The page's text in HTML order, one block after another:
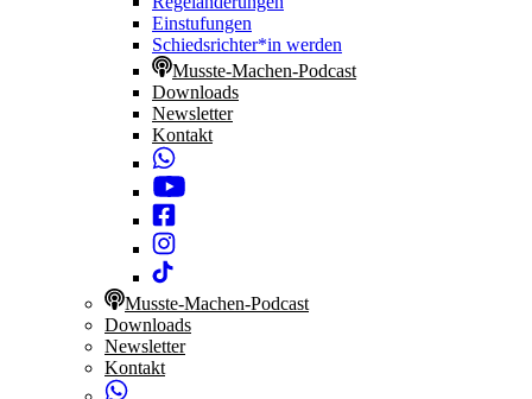
Einstufungen
Schiedsrichter*in werden
Musste-Machen-Podcast
Downloads
Newsletter
Kontakt
Musste-Machen-Podcast
Downloads
Newsletter
Kontakt